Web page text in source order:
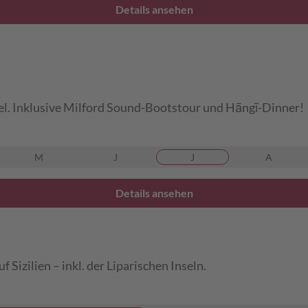
Details ansehen
Inklusive Milford Sound-Bootstour und Hāngī-Dinner!
M J J A
Details ansehen
Sizilien – inkl. der Liparischen Inseln.